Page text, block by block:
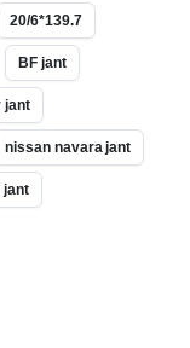
20/6*139.7
BF jant
jant
nissan navara jant
jant